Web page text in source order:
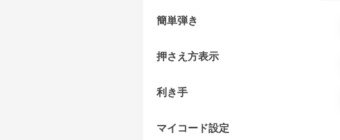
簡単弾き
押さえ方表示
利き手
マイコード設定